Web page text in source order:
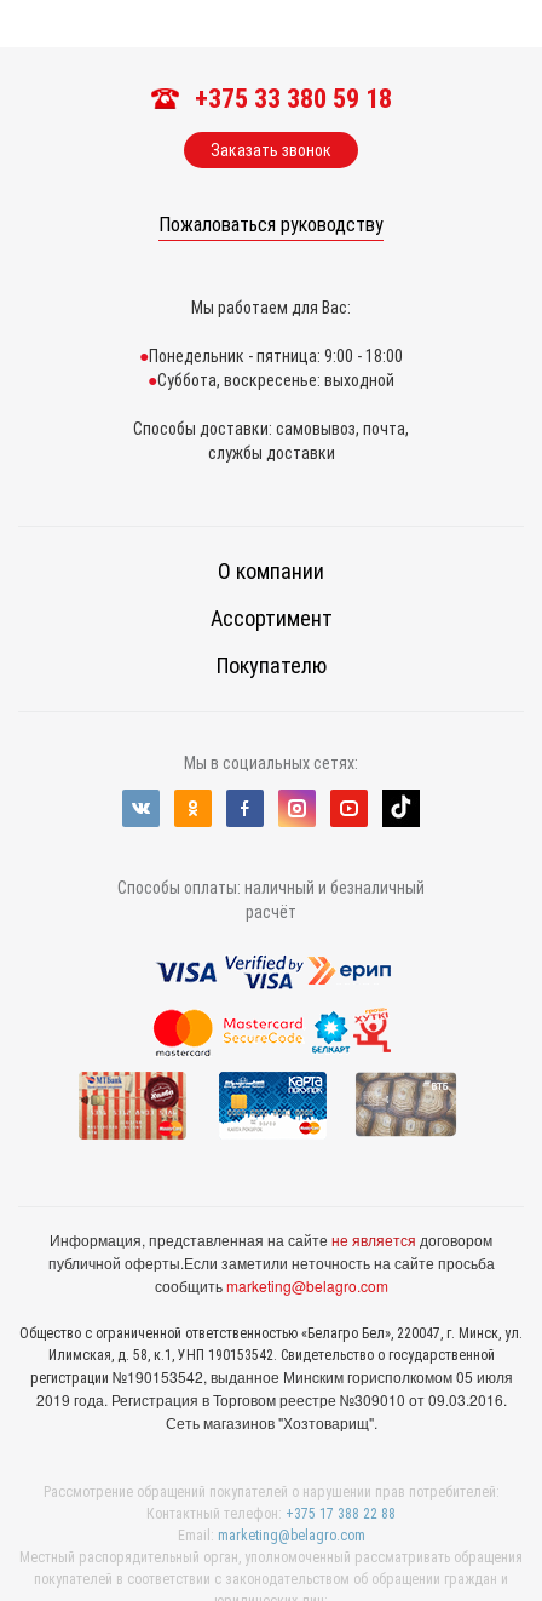
+375 33 380 59 18
Заказать звонок
Пожаловаться руководству
Мы работаем для Вас:
Понедельник - пятница: 9:00 - 18:00
Суббота, воскресенье: выходной
Способы доставки: самовывоз, почта,
службы доставки
О компании
Ассортимент
Покупателю
Мы в социальных сетях:
Способы оплаты: наличный и безналичный
расчёт
Информация, представленная на сайте не является договором
публичной оферты.Если заметили неточность на сайте просьба
сообщитьmarketing@belagro.com
Общество с ограниченной ответственностью «Белагро Бел», 220047, г. Минск, ул.
Илимская, д. 58, к.1, УНП 190153542. Свидетельство о государственной
регистрации №190153542, выданное Минcким горисполкомом 05 июля
2019 года. Регистрация в Торговом реестре №309010 от 09.03.2016.
Сеть магазинов "Хозтоварищ".
Рассмотрение обращений покупателей о нарушении прав потребителей:
Контактный телефон: +375 17 388 22 88
Email: marketing@belagro.com
Местный распорядительный орган, уполномоченный рассматривать обращения
покупателей в соответствии с законодательством об обращении граждан и